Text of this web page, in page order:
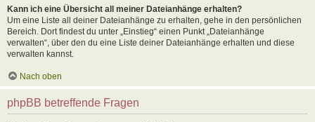
Kann ich eine Übersicht all meiner Dateianhänge erhalten?
Um eine Liste all deiner Dateianhänge zu erhalten, gehe in den persönlichen
Bereich. Dort findest du unter „Einstieg“ einen Punkt „Dateianhänge
verwalten“, über den du eine Liste deiner Dateianhänge erhalten und diese
verwalten kannst.
Nach oben
phpBB betreffende Fragen